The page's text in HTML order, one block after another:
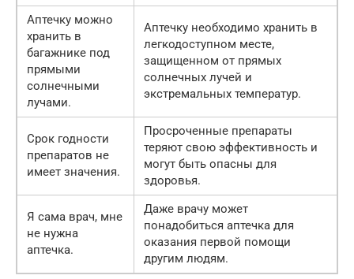
Аптечку можно
хранить в
багажнике под
прямыми
солнечными
лучами.
Аптечку необходимо хранить в
легкодоступном месте,
защищенном от прямых
солнечных лучей и
экстремальных температур.
Срок годности
препаратов не
имеет значения.
Просроченные препараты
теряют свою эффективность и
могут быть опасны для
здоровья.
Я сама врач, мне
не нужна
аптечка.
Даже врачу может
понадобиться аптечка для
оказания первой помощи
другим людям.